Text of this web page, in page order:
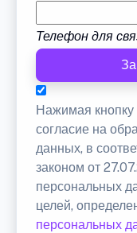
Телефон для
Нажимая кнопку
согласие на
данных, в
законом от
персональных
целей,
персональных